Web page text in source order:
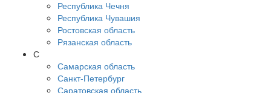
Республика Чечня
Республика Чувашия
Ростовская область
Рязанская область
С
Самарская область
Санкт-Петербург
Саратовская область